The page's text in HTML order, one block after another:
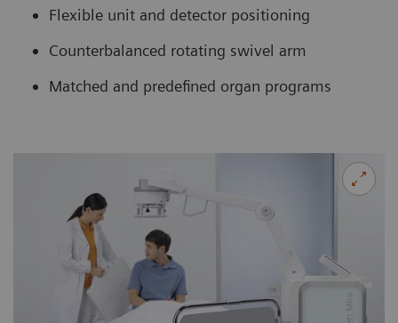
Flexible unit and detector positioning
Counterbalanced rotating swivel arm
Matched and predefined organ programs